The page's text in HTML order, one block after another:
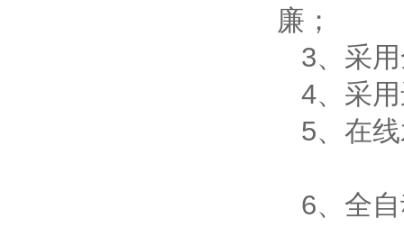
廉；
3、采
4、采
5、在线
6、全